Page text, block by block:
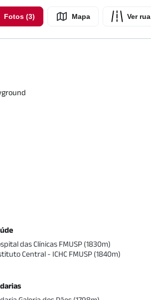
Fotos (3) Mapa Ver rua
das Clínicas FMUSP (1830m)
Central - ICHC FMUSP (1840m)